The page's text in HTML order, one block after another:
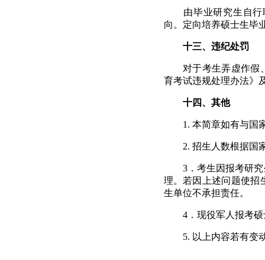
由毕业研究生自
向。定向培养硕士生毕
十三、违纪处罚
对于考生弄虚作假
育考试违规处理办法》
十四、 其他
1. 本简章如有与国
2. 招生人数根据国
3．考生因报考研
理。若因上述问题使招
生单位不承担责任。
4．现役军人报考
5. 以上内容若有变